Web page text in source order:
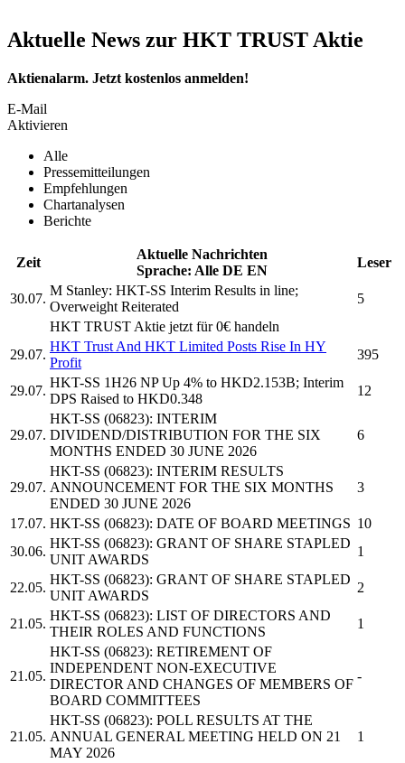
Aktuelle News zur HKT TRUST Aktie
Aktienalarm. Jetzt kostenlos anmelden!
E-Mail
Aktivieren
Alle
Pressemitteilungen
Empfehlungen
Chartanalysen
Berichte
Zeit
Aktuelle Nachrichten
Sprache: Alle DE EN
Leser
30.07.
M Stanley: HKT-SS Interim Results in line;
Overweight Reiterated
5
HKT TRUST Aktie jetzt für 0€ handeln
29.07.
HKT Trust And HKT Limited Posts Rise In HY
Profit
395
29.07.
HKT-SS 1H26 NP Up 4% to HKD2.153B; Interim
DPS Raised to HKD0.348
12
29.07.
HKT-SS (06823): INTERIM
DIVIDEND/DISTRIBUTION FOR THE SIX
MONTHS ENDED 30 JUNE 2026
6
29.07.
HKT-SS (06823): INTERIM RESULTS
ANNOUNCEMENT FOR THE SIX MONTHS
ENDED 30 JUNE 2026
3
17.07. HKT-SS (06823): DATE OF BOARD MEETINGS 10
30.06.
HKT-SS (06823): GRANT OF SHARE STAPLED
UNIT AWARDS
1
22.05.
HKT-SS (06823): GRANT OF SHARE STAPLED
UNIT AWARDS
2
21.05.
HKT-SS (06823): LIST OF DIRECTORS AND
THEIR ROLES AND FUNCTIONS
1
21.05.
HKT-SS (06823): RETIREMENT OF
INDEPENDENT NON-EXECUTIVE
DIRECTOR AND CHANGES OF MEMBERS OF
BOARD COMMITTEES
-
21.05.
HKT-SS (06823): POLL RESULTS AT THE
ANNUAL GENERAL MEETING HELD ON 21
MAY 2026
1